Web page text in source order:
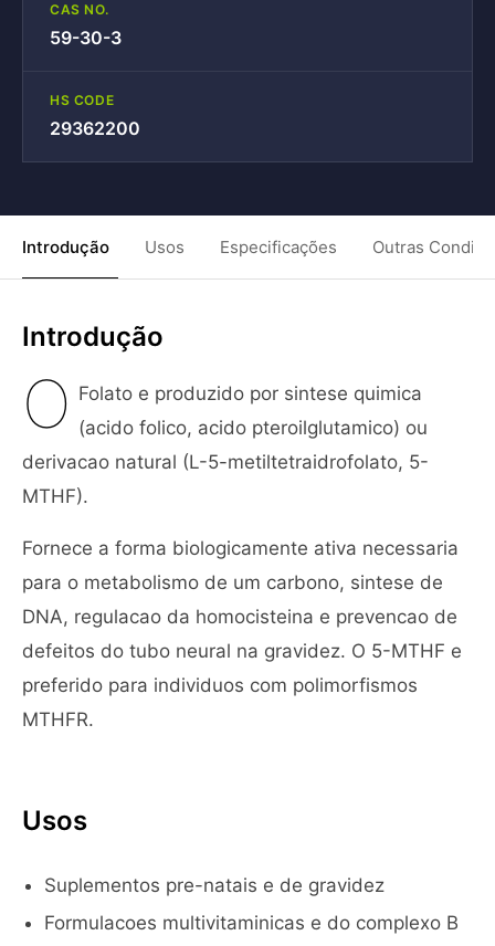
CAS NO.
59-30-3
HS CODE
29362200
Introdução Usos Especificações Outras
Introdução
O Folato e produzido por sintese quimica
(acido folico, acido pteroilglutamico) ou
derivacao natural (L-5-metiltetraidrofolato, 5-
MTHF).
Fornece a forma biologicamente ativa necessaria
para o metabolismo de um carbono, sintese de
DNA, regulacao da homocisteina e prevencao de
defeitos do tubo neural na gravidez. O 5-MTHF e
preferido para individuos com polimorfismos
MTHFR.
Usos
Suplementos pre-natais e de gravidez
Formulacoes multivitaminicas e do complexo B